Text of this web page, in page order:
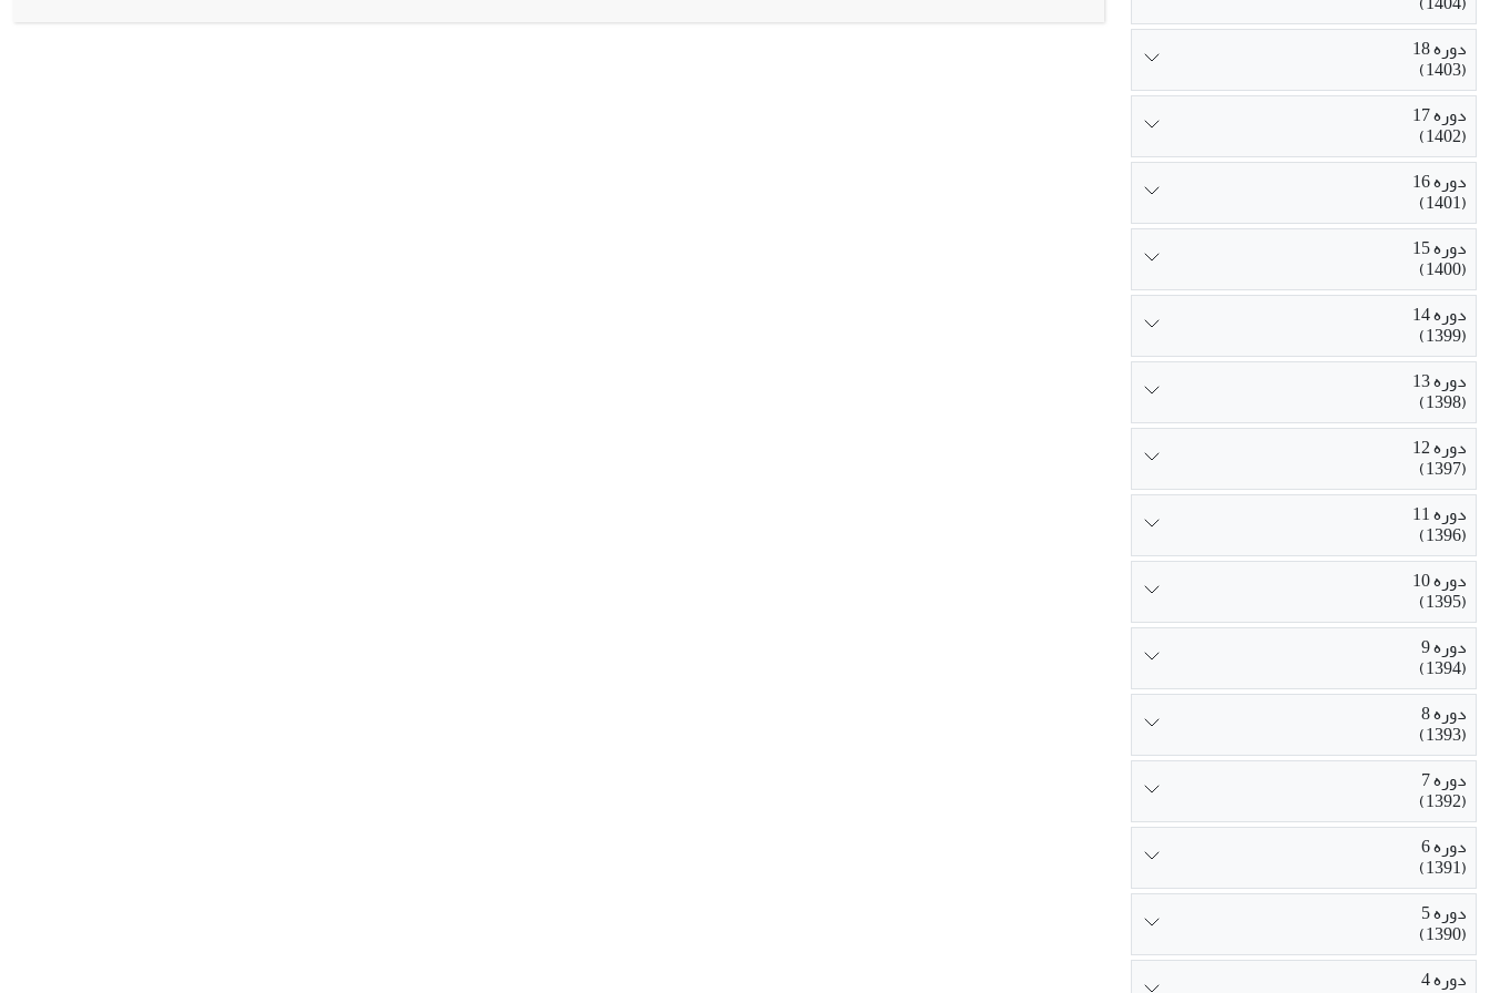
اجتماعی و استفاده از رسانه‌های جمعی با فرهنگ شهروندی نیز رابطة معناداری وجود نداشت. نتایج اجرای آزمون هم‌بستگی پیرسون، وجود رابطة مثبت و قوی
دوره 18
(1403)
دوره 17
(1402)
دوره 16
(1401)
دوره 15
(1400)
دوره 14
(1399)
دوره 13
(1398)
دوره 12
(1397)
دوره 11
(1396)
دوره 10
(1395)
دوره 9
(1394)
دوره 8
(1393)
دوره 7
(1392)
دوره 6
(1391)
دوره 5
(1390)
دوره 4